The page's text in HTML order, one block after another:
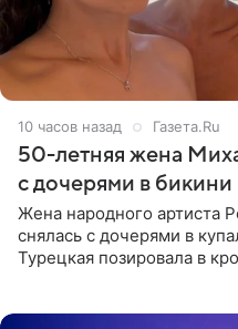
10 часов назад Газета.Ru
50-летняя жена
с дочерями в бикини
Жена народного артиста
снялась с дочерями в
Турецкая позировала в